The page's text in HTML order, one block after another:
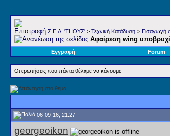
Σ.E.A. 'ΤΗΘΥΣ' > Τεχνική Κατάδυση > Εισαγωγή
Αφαίρεση wing
Εγγραφή Forum
Οι ερωτήσεις που πάντα θέλαμε να κάνουμε
06-09-16, 21:27
georgeoikon